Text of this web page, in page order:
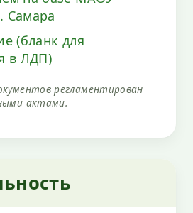
Самара
(бланк для
в ЛДП)
регламентирован
актами.